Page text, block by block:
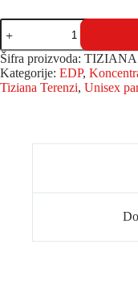
Šifra proizvoda: TIZIANA
Kategorije: EDP,
Tiziana Terenzi, Unisex